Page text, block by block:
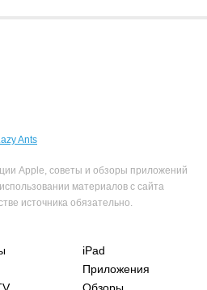
Ants
Apple, советы и обзоры приложений
материалов с сайта
источника обязательно.
iPad
Приложения